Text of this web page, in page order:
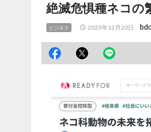
絶滅危惧種ネコ
ビジネス 2023年12月20日